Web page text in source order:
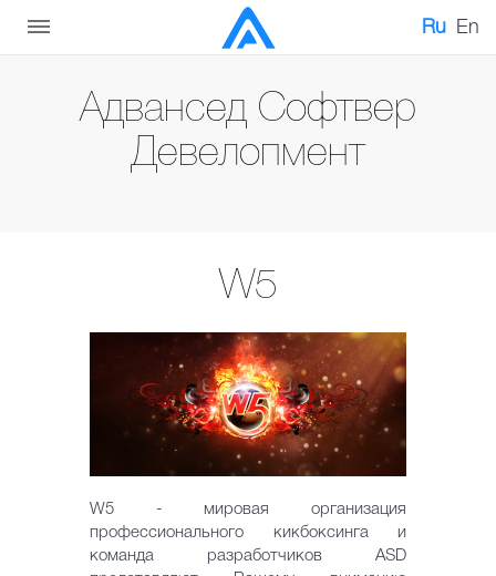
Ru En
Адвансед Софтвер
Девелопмент
W5
W5 - мировая организация
профессионального кикбоксинга и
команда разработчиков ASD